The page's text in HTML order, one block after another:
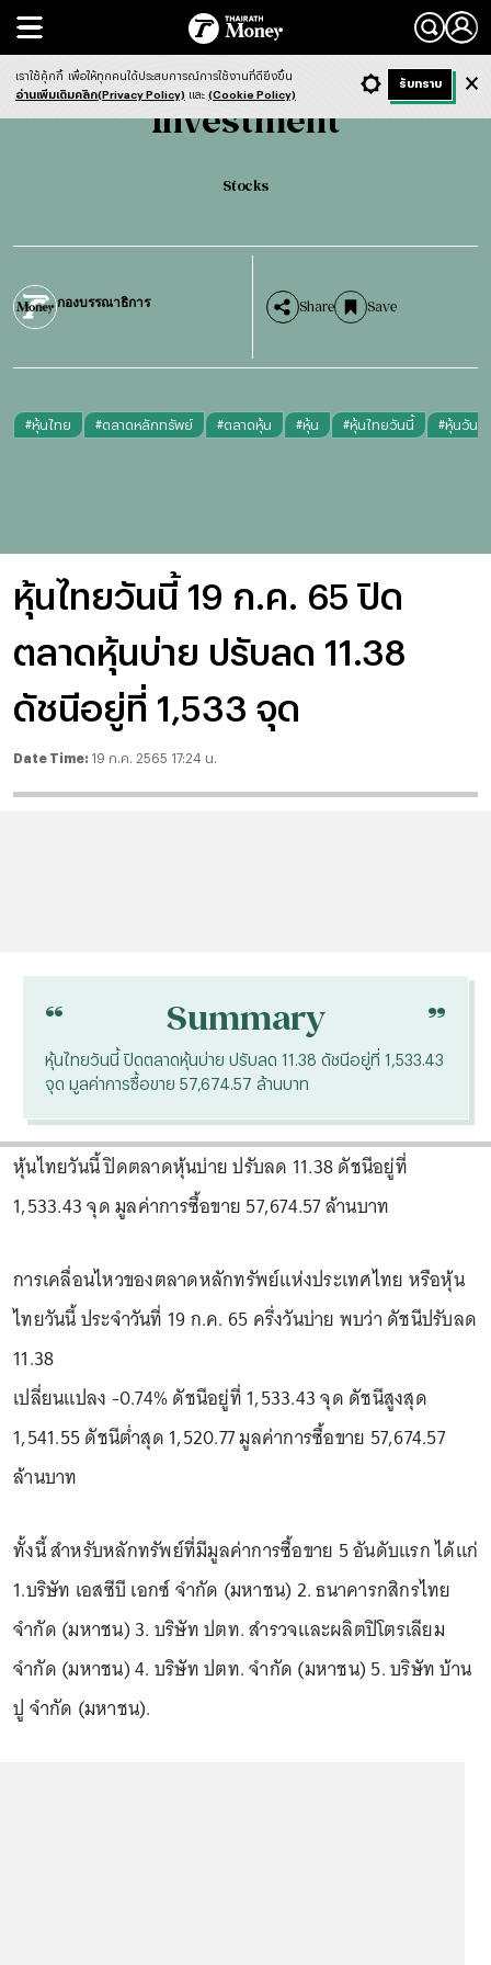
Search
Investment Stocks
Investment
Stocks
กองบรรณาธิการ Share Save
#หุ้นไทย #ตลาดหลักทรัพย์ #ตลาดหุ้น #หุ้น #หุ้นไทยวันนี้ #หุ้นวันนี้
หุ้นไทยวันนี้ 19 ก.ค. 65 ปิด
ตลาดหุ้นบ่าย ปรับลด 11.38
ดัชนีอยู่ที่ 1,533 จุด
Date Time: 19 ก.ค. 2565 17:24 น.
- ก + ก Dark ฟังข่าว
“ Summary “
หุ้นไทยวันนี้ ปิดตลาดหุ้นบ่าย ปรับลด 11.38 ดัชนีอยู่ที่ 1,533.43
จุด มูลค่าการซื้อขาย 57,674.57 ล้านบาท
หุ้นไทยวันนี้ ปิดตลาดหุ้นบ่าย ปรับลด 11.38 ดัชนีอยู่ที่
1,533.43 จุด มูลค่าการซื้อขาย 57,674.57 ล้านบาท
การเคลื่อนไหวของตลาดหลักทรัพย์แห่งประเทศไทย หรือหุ้น
ไทยวันนี้ ประจำวันที่ 19 ก.ค. 65 ครึ่งวันบ่าย พบว่า ดัชนีปรับลด
11.38
เปลี่ยนแปลง -0.74% ดัชนีอยู่ที่ 1,533.43 จุด ดัชนีสูงสุด
1,541.55 ดัชนีต่ำสุด 1,520.77 มูลค่าการซื้อขาย 57,674.57
ล้านบาท
ทั้งนี้ สำหรับหลักทรัพย์ที่มีมูลค่าการซื้อขาย 5 อันดับแรก ได้แก่
1.บริษัท เอสซีบี เอกซ์ จำกัด (มหาชน) 2. ธนาคารกสิกรไทย
จำกัด (มหาชน) 3. บริษัท ปตท. สำรวจและผลิตปิโตรเลียม
จำกัด (มหาชน) 4. บริษัท ปตท. จำกัด (มหาชน) 5. บริษัท บ้าน
ปู จำกัด (มหาชน).
เราใช้คุ้กกี้ เพื่อให้ทุกคนได้ประสบการณ์การใช้งานที่ดียิ่งขึ้น
อ่านเพิ่มเติมคลิก(Privacy Policy) และ (Cookie Policy)
รับทราบ